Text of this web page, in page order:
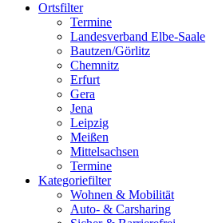
Ortsfilter
Termine
Landesverband Elbe-Saale
Bautzen/Görlitz
Chemnitz
Erfurt
Gera
Jena
Leipzig
Meißen
Mittelsachsen
Termine
Kategoriefilter
Wohnen & Mobilität
Auto- & Carsharing